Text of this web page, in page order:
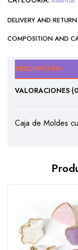
DELIVERY AND RETURN
COMPOSITION AND
DESCRIPCIÓN
VALORACIONES
Caja de Moldes